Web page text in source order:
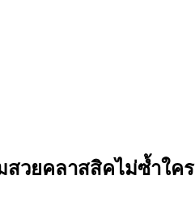
สวยคลาสสิคไม่ซ้ำใคร